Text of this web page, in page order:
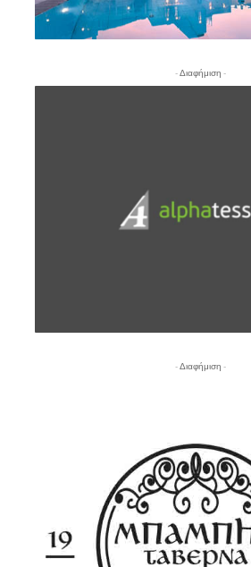
- Διαφήμιση -
- Διαφήμιση -